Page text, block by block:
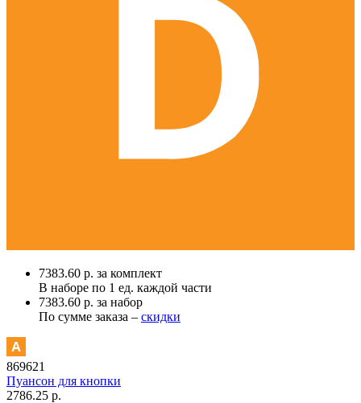
7383.60 р. за комплект
В наборе по 1 ед. каждой части
7383.60 р. за набор
По сумме заказа – скидки
869621
Пуансон для кнопки
2786.25 р.